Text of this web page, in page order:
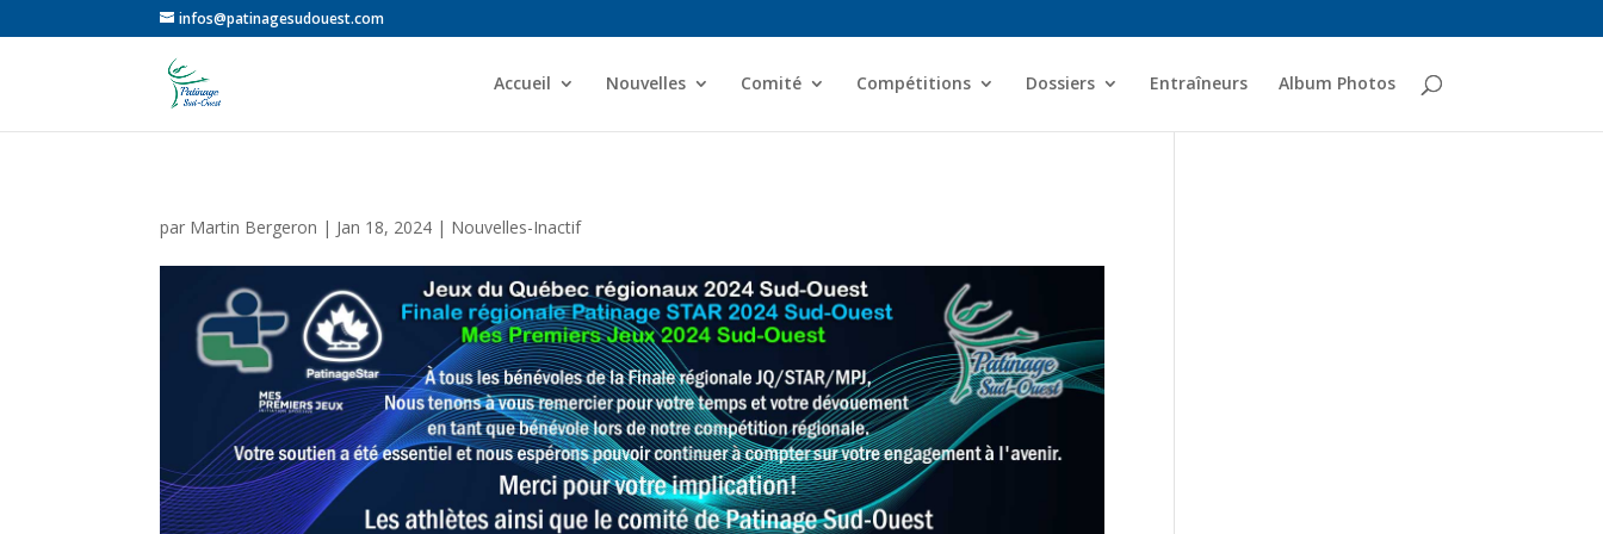
infos@patinagesudouest.com
Accueil Nouvelles Comité Compétitions Dossiers Entraîneurs Album Photos
par Martin Bergeron | Jan 18, 2024 | Nouvelles-Inactif